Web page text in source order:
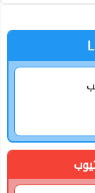
Economie